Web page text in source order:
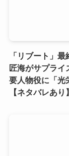
「リブート」
匠海がサプラ
要人物役に「光
【ネタバレあり】